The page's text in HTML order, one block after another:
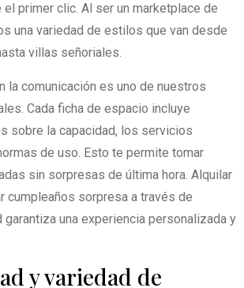
primer clic. Al ser un marketplace de
una variedad de estilos que van desde
villas señoriales.
la comunicación es uno de nuestros
Cada ficha de espacio incluye
sobre la capacidad, los servicios
de uso. Esto te permite tomar
sin sorpresas de última hora. Alquilar
cumpleaños sorpresa a través de
garantiza una experiencia personalizada y
y variedad de